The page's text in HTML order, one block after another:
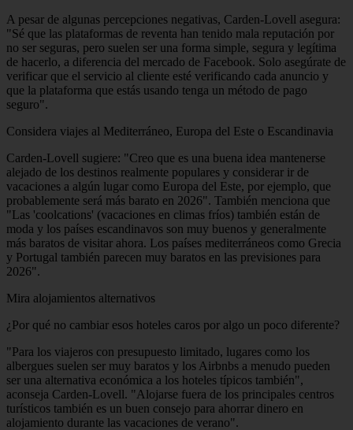
A pesar de algunas percepciones negativas, Carden-Lovell asegura:
"Sé que las plataformas de reventa han tenido mala reputación por
no ser seguras, pero suelen ser una forma simple, segura y legítima
de hacerlo, a diferencia del mercado de Facebook. Solo asegúrate de
verificar que el servicio al cliente esté verificando cada anuncio y
que la plataforma que estás usando tenga un método de pago
seguro".
Considera viajes al Mediterráneo, Europa del Este o Escandinavia
Carden-Lovell sugiere: "Creo que es una buena idea mantenerse
alejado de los destinos realmente populares y considerar ir de
vacaciones a algún lugar como Europa del Este, por ejemplo, que
probablemente será más barato en 2026". También menciona que
"Las 'coolcations' (vacaciones en climas fríos) también están de
moda y los países escandinavos son muy buenos y generalmente
más baratos de visitar ahora. Los países mediterráneos como Grecia
y Portugal también parecen muy baratos en las previsiones para
2026".
Mira alojamientos alternativos
¿Por qué no cambiar esos hoteles caros por algo un poco diferente?
"Para los viajeros con presupuesto limitado, lugares como los
albergues suelen ser muy baratos y los Airbnbs a menudo pueden
ser una alternativa económica a los hoteles típicos también",
aconseja Carden-Lovell. "Alojarse fuera de los principales centros
turísticos también es un buen consejo para ahorrar dinero en
alojamiento durante las vacaciones de verano".